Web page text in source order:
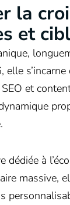
la
et
elle
et
dédiée à
massive,